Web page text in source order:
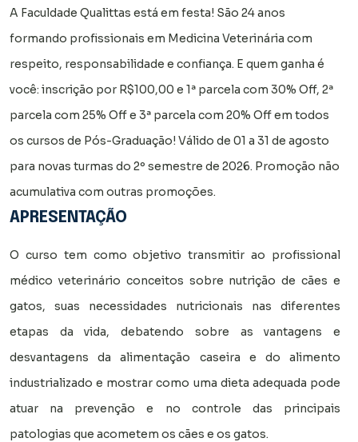
A Faculdade Qualittas está em festa! São 24 anos
formando profissionais em Medicina Veterinária com
respeito, responsabilidade e confiança. E quem ganha é
você: inscrição por R$100,00 e 1ª parcela com 30% Off, 2ª
parcela com 25% Off e 3ª parcela com 20% Off em todos
os cursos de Pós-Graduação! Válido de 01 a 31 de agosto
para novas turmas do 2º semestre de 2026. Promoção não
acumulativa com outras promoções.
APRESENTAÇÃO
O curso tem como objetivo transmitir ao profissional
médico veterinário conceitos sobre nutrição de cães e
gatos, suas necessidades nutricionais nas diferentes
etapas da vida, debatendo sobre as vantagens e
desvantagens da alimentação caseira e do alimento
industrializado e mostrar como uma dieta adequada pode
atuar na prevenção e no controle das principais
patologias que acometem os cães e os gatos.